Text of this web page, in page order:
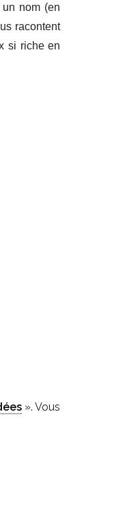
nom (en
racontent
si riche en
». Vous